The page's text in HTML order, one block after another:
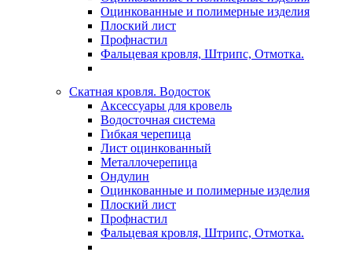
Оцинкованные и полимерные изделия
Плоский лист
Профнастил
Фальцевая кровля, Штрипс, Отмотка.
Скатная кровля. Водосток
Аксессуары для кровель
Водосточная система
Гибкая черепица
Лист оцинкованный
Металлочерепица
Ондулин
Оцинкованные и полимерные изделия
Плоский лист
Профнастил
Фальцевая кровля, Штрипс, Отмотка.